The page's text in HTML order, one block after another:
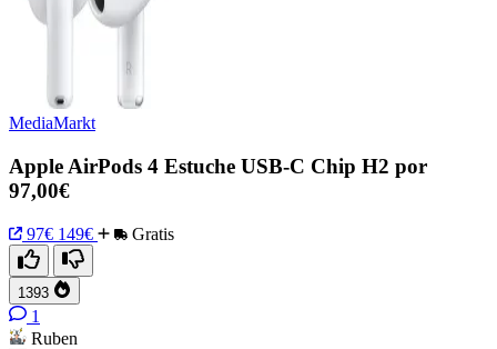
MediaMarkt
Apple AirPods 4 Estuche USB-C Chip H2 por
97,00€
97€ 149€ Gratis
1393
1
Ruben